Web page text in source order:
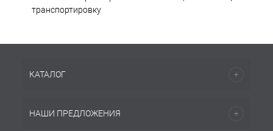
транспортировку
КАТАЛОГ
НАШИ ПРЕДЛОЖЕНИЯ